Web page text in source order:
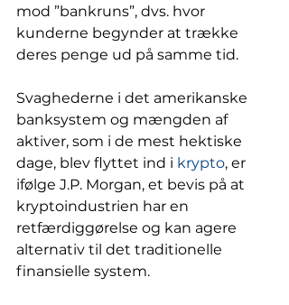
mod ”bankruns”, dvs. hvor
kunderne begynder at trække
deres penge ud på samme tid.
Svaghederne i det amerikanske
banksystem og mængden af
aktiver, som i de mest hektiske
dage, blev flyttet ind i krypto, er
ifølge J.P. Morgan, et bevis på at
kryptoindustrien har en
retfærdiggørelse og kan agere
alternativ til det traditionelle
finansielle system.